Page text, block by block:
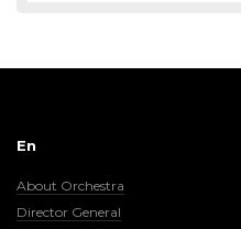
En
About Orchestra
Director General